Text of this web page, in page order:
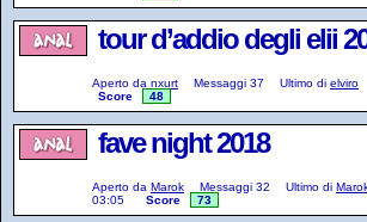
tour d’addio degli elii
Aperto da nxurt Messaggi 37 Ultimo di elviro
Score
48
fave night 2018
Aperto da Marok Messaggi 32 Ultimo di
03:05
Score 73